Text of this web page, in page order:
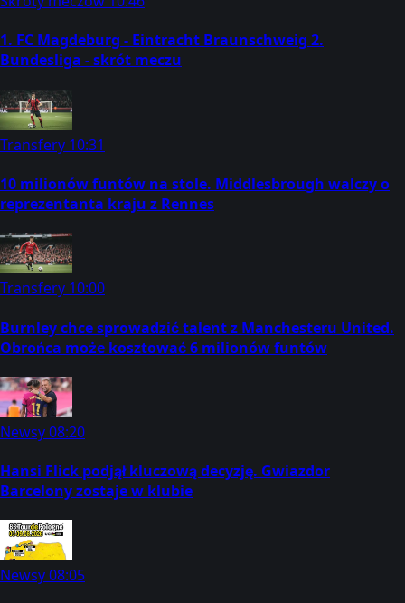
1. FC Magdeburg - Eintracht Braunschweig 2.
Bundesliga - skrót meczu
Transfery 10:31
10 milionów funtów na stole. Middlesbrough walczy o
reprezentanta kraju z Rennes
Transfery 10:00
Burnley chce sprowadzić talent z Manchesteru United.
Obrońca może kosztować 6 milionów funtów
Newsy08:20
Hansi Flick podjął kluczową decyzję. Gwiazdor
Barcelony zostaje w klubie
Newsy08:05